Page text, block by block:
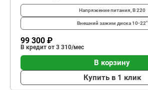
Напряжение питания, В220
Внешний зажим диска10-22"
99 300 ₽
В кредит от 3 310/мес
В корзину
Купить в 1 клик